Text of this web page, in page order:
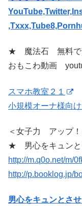
★ 魔法石 無料で
おもこわ動画
スマホ教室２１
小規模オーナ様向
＜女子力 アップ！
★ 男心をキュンと
http://m.q0o.net/m/
http://p.booklog.jp/
男心をキュンとさ